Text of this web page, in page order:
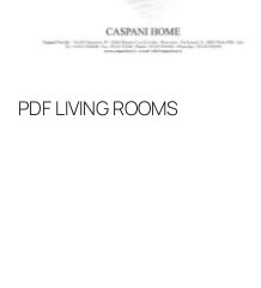
PDFLIVING ROOMS